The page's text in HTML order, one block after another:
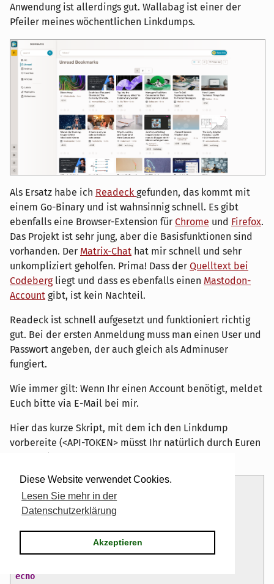
Diese Website verwendet Cookies.
Lesen Sie mehr in der
Datenschutzerklärung
Akzeptieren
Anwendung ist allerdings gut. Wallabag ist einer der
Pfeiler meines wöchentlichen Linkdumps.
Als Ersatz habe ich Readeck gefunden, das kommt mit
einem Go-Binary und ist wahnsinnig schnell. Es gibt
ebenfalls eine Browser-Extension für Chrome und Firefox.
Das Projekt ist sehr jung, aber die Basisfunktionen sind
vorhanden. Der Matrix-Chat hat mir schnell und sehr
unkompliziert geholfen. Prima! Dass der Quelltext bei
Codebergliegt und dass es ebenfalls einen Mastodon-
Account gibt, ist kein Nachteil.
Readeck ist schnell aufgesetzt und funktioniert richtig
gut. Bei der ersten Anmeldung muss man einen User und
Passwort angeben, der auch gleich als Adminuser
fungiert.
Wie immer gilt: Wenn Ihr einen Account benötigt, meldet
Euch bitte via E-Mail bei mir.
Hier das kurze Skript, mit dem ich den Linkdump
vorbereite (<API-TOKEN> müsst Ihr natürlich durch Euren
#!/bin/bash
set -oerrexit
set -onounset
echo